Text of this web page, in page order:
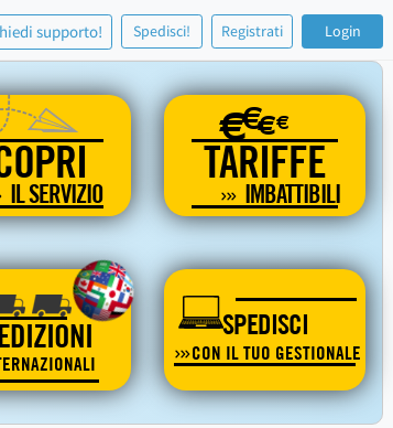
supporto! Spedisci! Registrati Login
IL SERVIZIO
€€€€
TARIFFE
IMBATTIBILI
SPEDISCI
CON IL TUO GESTIONALE